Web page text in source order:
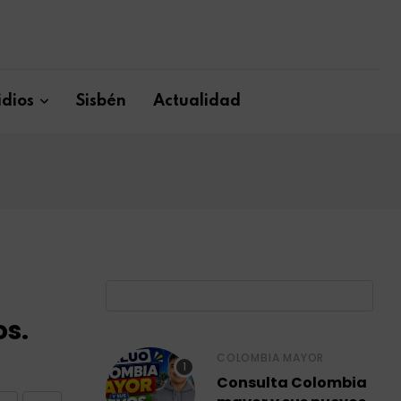
Sisbén Actualidad
COLOMBIA MAYOR
Consulta Colombia